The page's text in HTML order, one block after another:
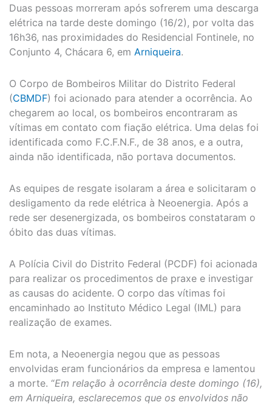
Duas pessoas morreram após sofrerem uma descarga
elétrica na tarde deste domingo (16/2), por volta das
16h36, nas proximidades do Residencial Fontinele, no
Conjunto 4, Chácara 6, em Arniqueira.
O Corpo de Bombeiros Militar do Distrito Federal
(CBMDF) foi acionado para atender a ocorrência. Ao
chegarem ao local, os bombeiros encontraram as
vítimas em contato com fiação elétrica. Uma delas foi
identificada como F.C.F.N.F., de 38 anos, e a outra,
ainda não identificada, não portava documentos.
As equipes de resgate isolaram a área e solicitaram o
desligamento da rede elétrica à Neoenergia. Após a
rede ser desenergizada, os bombeiros constataram o
óbito das duas vítimas.
A Polícia Civil do Distrito Federal (PCDF) foi acionada
para realizar os procedimentos de praxe e investigar
as causas do acidente. O corpo das vítimas foi
encaminhado ao Instituto Médico Legal (IML) para
realização de exames.
Em nota, a Neoenergia negou que as pessoas
envolvidas eram funcionários da empresa e lamentou
a morte. “Em relação à ocorrência deste domingo (16),
em Arniqueira, esclarecemos que os envolvidos não